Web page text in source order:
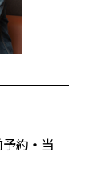
約・当